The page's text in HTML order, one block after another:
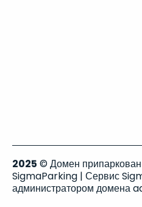
2025 © Домен
SigmaParking | Сервис
администратором домена